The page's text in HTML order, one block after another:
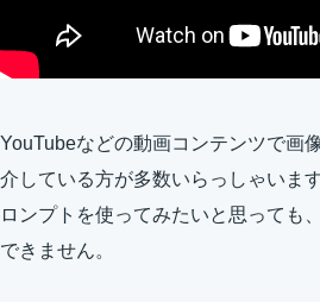
YouTubeなどの動画コンテンツで画
介している方が多数いらっしゃいま
ロンプトを使ってみたいと思っても
できません。